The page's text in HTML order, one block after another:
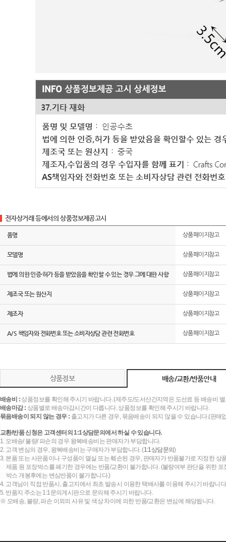
전자상거래 등에서의 상품정보제공고시
품명 상품페이지참고
모델명 상품페이지참고
법에 의한 인증·허가 등을 받았음을 확인할 수 있는 경우 그에 대한 사항 상품페이지참고
제조국 또는 원산지 상품페이지참고
제조자 상품페이지참고
A/S 책임자와 전화번호 또는 소비자상담 관련 전화번호 상품페이지참고
상품정보 배송/교환/반품안내
배송비 :상품정보를 확인해 주시기 바랍니다. (제주도/도서산간지역은 도선료 등 배송비
배송마감 : 상품별로 배송마감시간이 다릅니다. 상품정보를 확인해 주시기 바랍니다.
묶음배송이 되지 않는 경우 : 출고지가 다른 경우, 묶음배송이 되지 않을 수 있습니다.(판
교환/반품 신청은 고객센터의 1:1상담문의에서 하실 수 있습니다.
1. 오배송/ 불량/ 파손의 경우 왕복배송비는 판매자가 부담합니다.
2. 고객 변심의 경우, 왕복배송비는 구매자가 부담합니다. (1:1상담문의)
3. 본품 또는 사은품이나 구성품이 멸실 또는 훼손된 경우, 판매자가 반품불가로 지정한 상
제품 원 포장박스를 폐기한 경우에는 반품/교환이 불가합니다. (불량여부 판단을 위한
박스 개봉후에는 변심반품이 불가합니다.)
4. 고객님이 직접 반품시, 출고지에서 최초 발송시 이용한 택배사를 이용해 주시기 바랍니
5. 반품지 주소는 1:1문의게시판으로 문의해 주시기 바랍니다.
※ 오배송, 불량, 파손 이외의 사유 및 색상 차이에 의한 반품/교환은 변심에 해당됩니다.